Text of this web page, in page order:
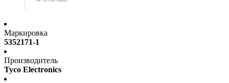
Маркировка
5352171-1
Производитель
Tyco Electronics